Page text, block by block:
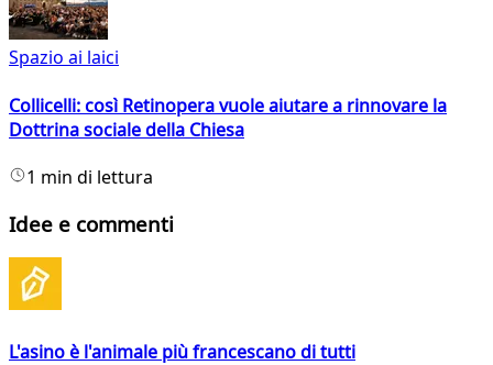
Spazio ai laici
Collicelli: così Retinopera vuole aiutare a rinnovare la
Dottrina sociale della Chiesa
1 min di lettura
Idee e commenti
L'asino è l'animale più francescano di tutti